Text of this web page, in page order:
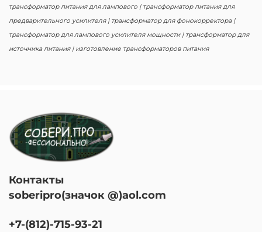
трансформатор питания для лампового | трансформатор питания для
предварительного усилителя | трансформатор для фонокорректора |
трансформатор для лампового усилителя мощности | трансформатор для
источника питания | изготовление трансформаторов питания
Контакты
soberipro(значок @)aol.com
+7-(812)-715-93-21